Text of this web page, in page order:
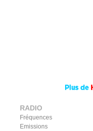
RADIO
Fréquences
Emissions